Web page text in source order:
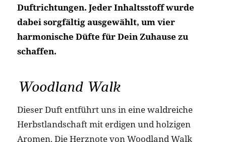
Duftrichtungen. Jeder Inhaltsstoff wurde
dabei sorgfältig ausgewählt, um vier
harmonische Düfte für Dein Zuhause zu
schaffen.
Woodland Walk
Dieser Duft entführt uns in eine waldreiche
Herbstlandschaft mit erdigen und holzigen
Aromen. Die Herznote von Woodland Walk